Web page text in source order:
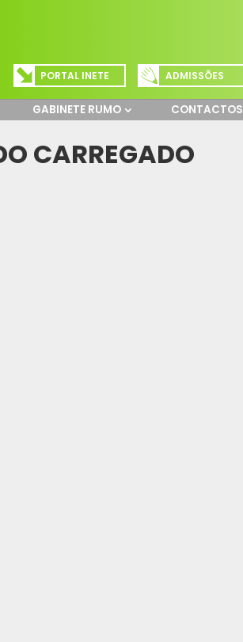
PORTAL INETE ADMISSÕES
GABINETE RUMO CONTACTOS
CARREGADO